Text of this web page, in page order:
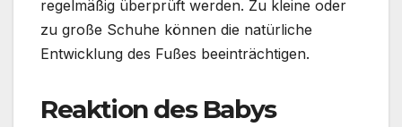
regelmäßig überprüft werden. Zu kleine oder
zu große Schuhe können die natürliche
Entwicklung des Fußes beeinträchtigen.
Reaktion des Babys